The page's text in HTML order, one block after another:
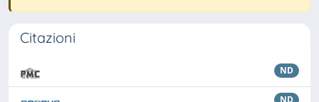
Citazioni
ND